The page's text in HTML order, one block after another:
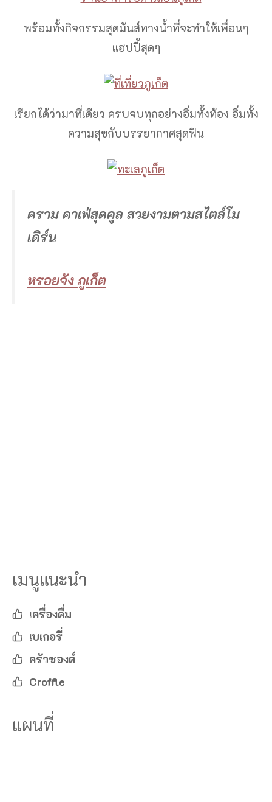
พร้อมทั้งกิจกรรมสุดมันส์ทางน้ำที่จะทำให้เพื่อนๆ
แฮปปี้สุดๆ
เรียกได้ว่ามาที่เดียว ครบจบทุกอย่างอิ่มทั้งท้อง อิ่มทั้ง
ความสุขกับบรรยากาศสุดฟิน
คราม คาเฟ่สุดคูล สวยงามตามสไตล์โม
เดิร์น
หรอยจัง ภูเก็ต
เมนูแนะนำ
เครื่องดื่ม
เบเกอรี่
ครัวซองต์
Croffle
แผนที่